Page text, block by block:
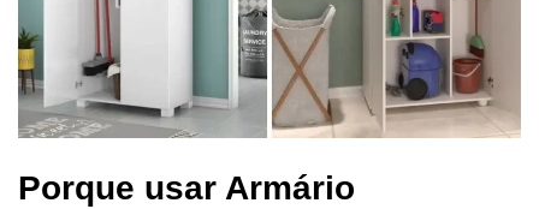
Porque usar Armário